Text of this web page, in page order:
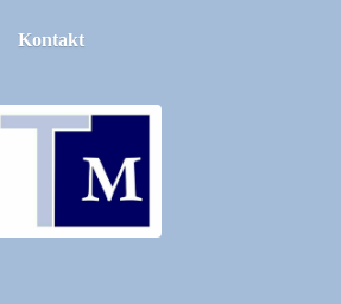
Kontakt